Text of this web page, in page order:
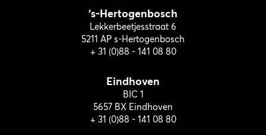
‘s-Hertogenbosch
Lekkerbeetjesstraat 6
5211 AP s-Hertogenbosch
+ 31 (0)88 - 141 08 80
Eindhoven
BIC 1
5657 BX Eindhoven
+ 31 (0)88 - 141 08 80